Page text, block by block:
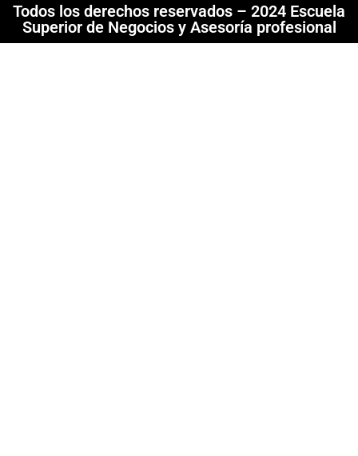
Todos los derechos reservados – 2024 Escuela
Superior de Negocios y Asesoría profesional